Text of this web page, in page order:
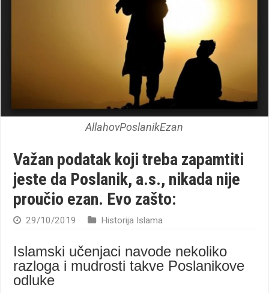
AllahovPoslanikEzan
Važan podatak koji treba zapamtiti
jeste da Poslanik, a.s., nikada nije
proučio ezan. Evo zašto:
29/10/2019 Historija Islama
Islamski učenjaci navode nekoliko
razloga i mudrosti takve Poslanikove
odluke